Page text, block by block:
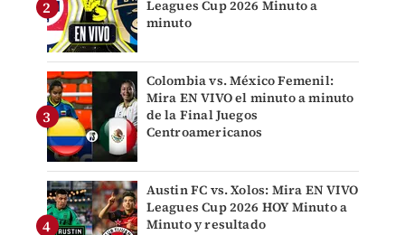
Leagues Cup 2026 Minuto a
minuto
Colombia vs. México Femenil:
Mira EN VIVO el minuto a minuto
de la Final Juegos
Centroamericanos
Austin FC vs. Xolos: Mira EN VIVO
Leagues Cup 2026 HOY Minuto a
Minuto y resultado